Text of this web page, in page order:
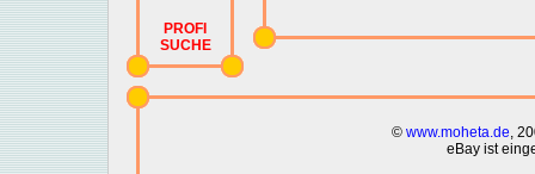
PROFI
SUCHE
© www.moheta.de,
eBay ist